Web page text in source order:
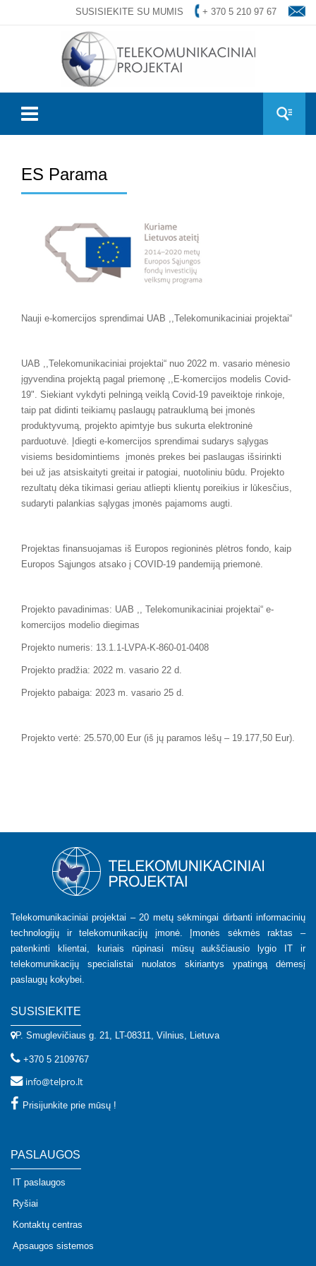
SUSISIEKITE SU MUMIS + 370 5 210 97 67
ES Parama
Nauji e-komercijos sprendimai UAB ,,Telekomunikaciniai projektai“
UAB ,,Telekomunikaciniai projektai“ nuo 2022 m. vasario mėnesio
įgyvendina projektą pagal priemonę ,,E-komercijos modelis Covid-
19". Siekiant vykdyti pelningą veiklą Covid-19 paveiktoje rinkoje,
taip pat didinti teikiamų paslaugų patrauklumą bei įmonės
produktyvumą, projekto apimtyje bus sukurta elektroninė
parduotuvė. Įdiegti e-komercijos sprendimai sudarys sąlygas
visiems besidomintiems įmonės prekes bei paslaugas išsirinkti
bei už jas atsiskaityti greitai ir patogiai, nuotoliniu būdu. Projekto
rezultatų dėka tikimasi geriau atliepti klientų poreikius ir lūkesčius,
sudaryti palankias sąlygas įmonės pajamoms augti.
Projektas finansuojamas iš Europos regioninės plėtros fondo, kaip
Europos Sąjungos atsako į COVID-19 pandemiją priemonė.
Projekto pavadinimas: UAB ,, Telekomunikaciniai projektai“ e-
komercijos modelio diegimas
Projekto numeris: 13.1.1-LVPA-K-860-01-0408
Projekto pradžia: 2022 m. vasario 22 d.
Projekto pabaiga: 2023 m. vasario 25 d.
Projekto vertė: 25.570,00 Eur (iš jų paramos lėšų – 19.177,50 Eur).
Telekomunikaciniai projektai – 20 metų sėkmingai dirbanti informacinių
technologijų ir telekomunikacijų įmonė. Įmonės sėkmės raktas –
patenkinti klientai, kuriais rūpinasi mūsų aukščiausio lygio IT ir
telekomunikacijų specialistai nuolatos skiriantys ypatingą dėmesį
paslaugų kokybei.
SUSISIEKITE
P. Smuglevičiaus g. 21, LT-08311, Vilnius, Lietuva
+370 5 2109767
info@telpro.lt
Prisijunkite prie mūsų !
PASLAUGOS
IT paslaugos
Ryšiai
Kontaktų centras
Apsaugos sistemos